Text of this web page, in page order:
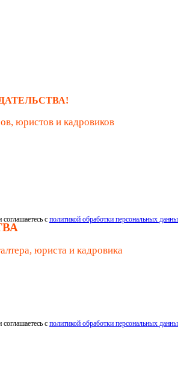
юристов и кадровиков
с политикой обработки персональных
юриста и кадровика
с политикой обработки персональных